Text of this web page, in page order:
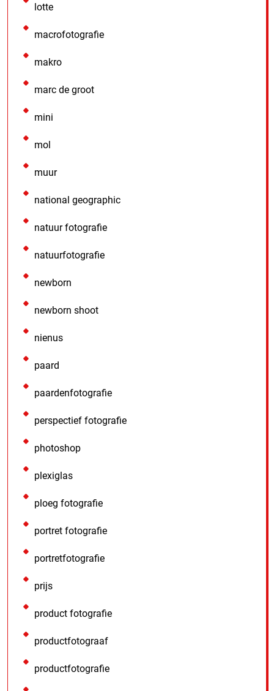
lotte
macrofotografie
makro
marc de groot
mini
mol
muur
national geographic
natuur fotografie
natuurfotografie
newborn
newborn shoot
nienus
paard
paardenfotografie
perspectief fotografie
photoshop
plexiglas
ploeg fotografie
portret fotografie
portretfotografie
prijs
product fotografie
productfotograaf
productfotografie